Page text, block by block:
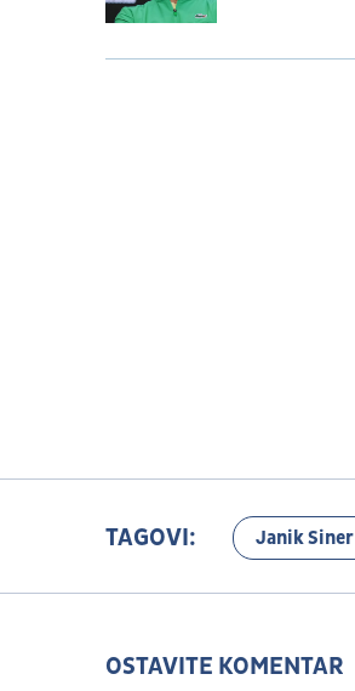
TAGOVI: Janik Siner
OSTAVITE KOMENTAR